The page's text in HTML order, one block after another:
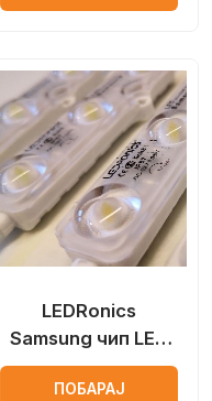
LEDRonics
Samsung чип LED
модул со објектив
ПОБАРАЈ